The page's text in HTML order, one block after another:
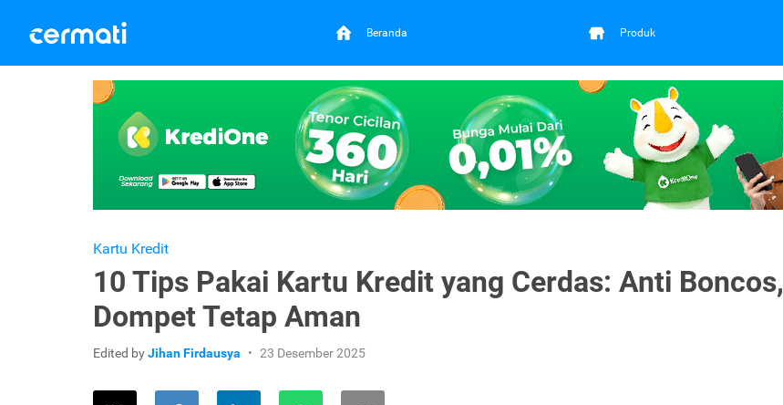
Beranda Produk
Kartu Kredit
10 Tips Pakai Kartu Kredit yang Cerdas: Anti Boncos,
Dompet Tetap Aman
Edited byJihan Firdausya 23 Desember 2025